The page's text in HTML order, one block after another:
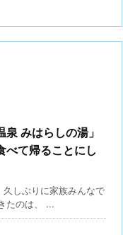
みはらしの湯」
べて帰ることにし
しぶりに家族みんなで
たのは、 ...